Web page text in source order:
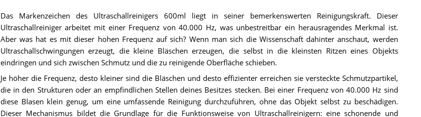
Das Markenzeichen des Ultraschallreinigers 600ml liegt in seiner bemerkenswerten Reinigungskraft. Dieser
Ultraschallreiniger arbeitet mit einer Frequenz von 40.000 Hz, was unbestreitbar ein herausragendes Merkmal ist.
Aber was hat es mit dieser hohen Frequenz auf sich? Wenn man sich die Wissenschaft dahinter anschaut, werden
Ultraschallschwingungen erzeugt, die kleine Bläschen erzeugen, die selbst in die kleinsten Ritzen eines Objekts
eindringen und sich zwischen Schmutz und die zu reinigende Oberfläche schieben.
Je höher die Frequenz, desto kleiner sind die Bläschen und desto effizienter erreichen sie versteckte Schmutzpartikel,
die in den Strukturen oder an empfindlichen Stellen deines Besitzes stecken. Bei einer Frequenz von 40.000 Hz sind
diese Blasen klein genug, um eine umfassende Reinigung durchzuführen, ohne das Objekt selbst zu beschädigen.
Dieser Mechanismus bildet die Grundlage für die Funktionsweise von Ultraschallreinigern: eine schonende und